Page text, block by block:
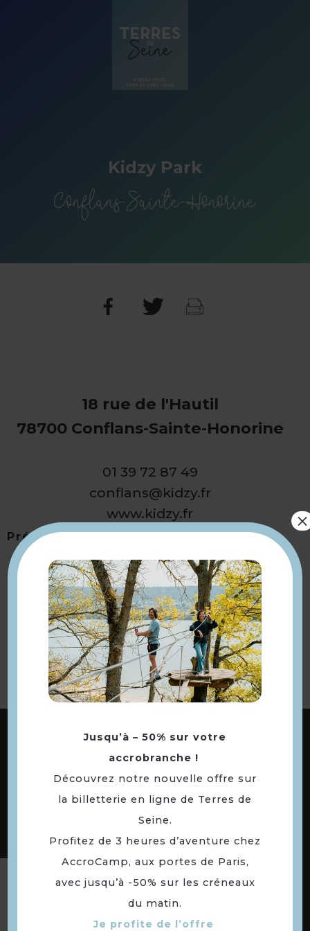
Kidzy Park
Conflans-Sainte-Honorine
18 rue de l'Hautil
78700 Conflans-Sainte-Honorine
01 39 72 87 49
conflans@kidzy.fr
www.kidzy.fr
Présentation
Retourner
à la sélection
73 COMMUNES
DE NOTRE TERRITOIRE
Suivez-nous
Jusqu’à – 50% sur votre
accrobranche !
Découvrez notre nouvelle offre sur
la billetterie en ligne de Terres de
Seine.
Profitez de 3 heures d’aventure chez
AccroCamp, aux portes de Paris,
avec jusqu’à -50% sur les créneaux
du matin.
Je profite de l’offre
×